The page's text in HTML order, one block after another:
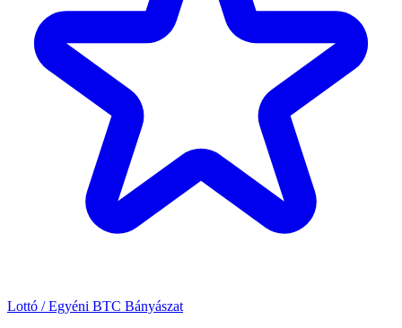
Lottó / Egyéni BTC Bányászat